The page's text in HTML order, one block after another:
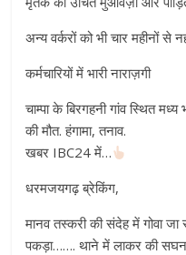
अन्य वर्करों को भी चार महीनों से
कर्मचारियों में भारी नाराज़गी
चाम्पा के बिरगहनी गांव स्थित
की मौत. हंगामा, तनाव.
खबर IBC24 में…
धरमजयगढ़ ब्रेकिंग,
मानव तस्करी की संदेह में गोवा
पकड़ा……. थाने में लाकर की